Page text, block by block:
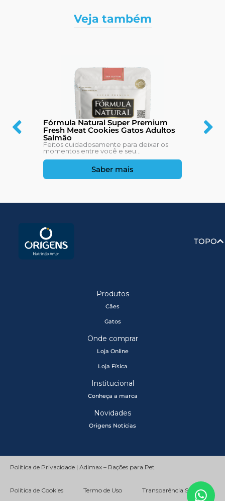
Veja também
Fórmula Natural Super Premium
Fresh Meat Cookies Gatos Adultos
Salmão
Feitos cuidadosamente para deixar os
momentos entre você e seu...
Saber mais
TOPO
Produtos
Cães
Gatos
Onde comprar
Loja Online
Loja Física
Institucional
Conheça a marca
Novidades
Origens Notícias
Política de Privacidade | Adimax – Rações para Pet
Política de Cookies Termo de Uso Transparência Salarial